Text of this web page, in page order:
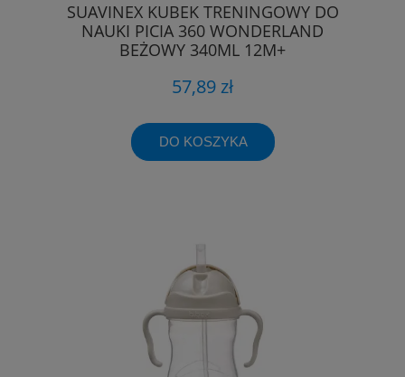
SUAVINEX KUBEK TRENINGOWY DO
NAUKI PICIA 360 WONDERLAND
BEŻOWY 340ML 12M+
57,89 zł
DO KOSZYKA